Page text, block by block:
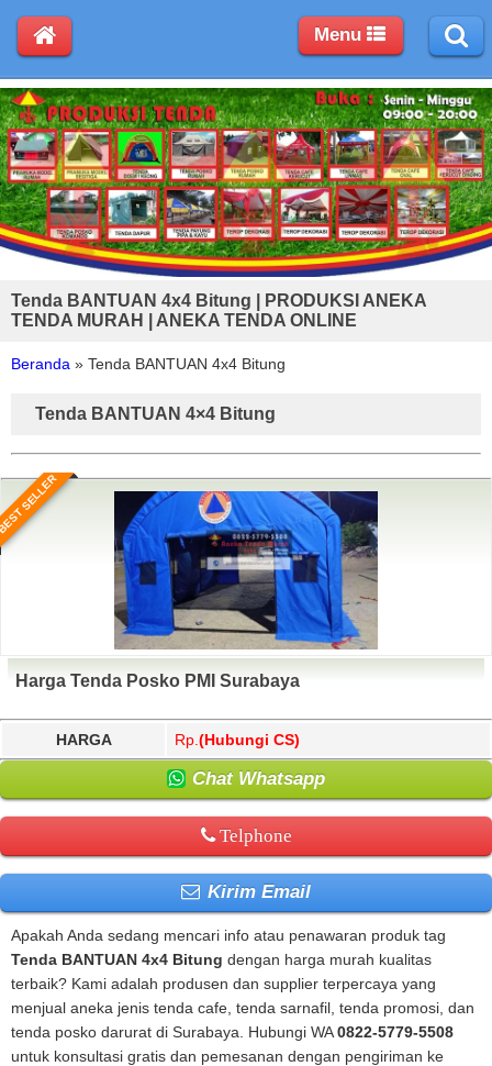
Tenda BANTUAN 4x4 Bitung | PRODUKSI ANEKA
TENDA MURAH | ANEKA TENDA ONLINE
Beranda » Tenda BANTUAN 4x4 Bitung
Tenda BANTUAN 4×4 Bitung
SELLER
Harga Tenda Posko PMI Surabaya
HARGA Rp. (Hubungi CS)
Chat Whatsapp
Telphone
Kirim Email
Apakah Anda sedang mencari info atau penawaran produk tag
Tenda BANTUAN 4x4 Bitung dengan harga murah kualitas
terbaik? Kami adalah produsen dan supplier terpercaya yang
menjual aneka jenis tenda cafe, tenda sarnafil, tenda promosi, dan
tenda posko darurat di Surabaya. Hubungi WA0822-5779-5508
untuk konsultasi gratis dan pemesanan dengan pengiriman ke
Menu